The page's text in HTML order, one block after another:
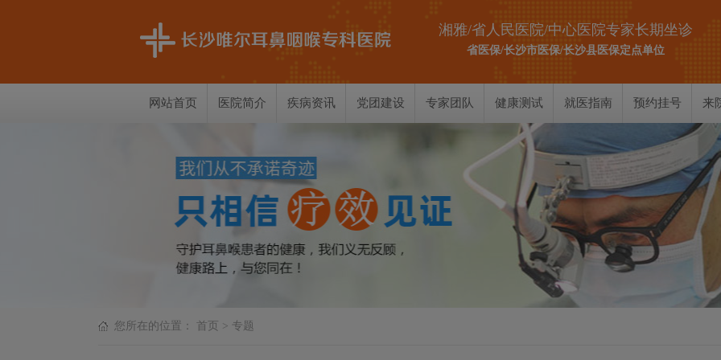
湘雅/省人民医院/中心医院专家长期坐诊
省医保/长沙市医保/长沙县医保定点单位
网站首页 医院简介 疾病资讯 党团建设 专家团队 健康测试
耳部测试
鼻部测试
喉部测试
就医指南 预约挂号 来
您所在的位置： 首页 > 专题